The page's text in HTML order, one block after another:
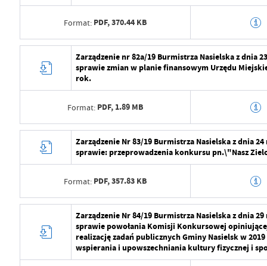
Data ostatniej aktualizacji 2024-08-01
Ostatnio zaktualizował Radosław
Format: PDF,370.44 KB
Wytworzył Radosław
Data ostatniej aktualizacji 2024-08-01
Ostatnio zaktualizował Radosław
Zarządzenie nr 82a/19 Burmistrza Nasielska z dnia
sprawie zmian w planie finansowym Urzędu
rok.
Format: PDF, 1.89 MB
Radosław
Data opublikowania 2024-07-29
Opublikował Radosław
Data ostatniej aktualizacji 2024-08-01
Ostatnio zaktualizował Radosław
Zarządzenie Nr 83/19 Burmistrza Nasielska z dnia
sprawie: przeprowadzenia konkursu pn.\"Nasz
Format: PDF,357.83 KB
Wytworzył Radosław
Data opublikowania 2024-07-29
Zarządzenie Nr 84/19 Burmistrza Nasielska z dnia
sprawie powołania Komisji Konkursowej
realizację zadań publicznych Gminy Nasielsk w
wspierania i upowszechniania kultury fizycznej i